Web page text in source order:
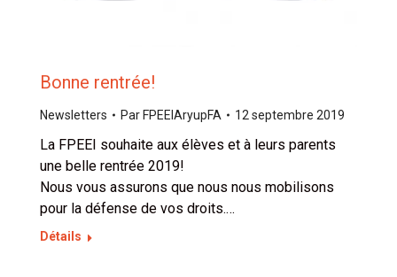
Bonne rentrée!
Newsletters Par FPEEIAryupFA 12 septembre 2019
La FPEEI souhaite aux élèves et à leurs parents
une belle rentrée 2019!
Nous vous assurons que nous nous mobilisons
pour la défense de vos droits.…
Détails